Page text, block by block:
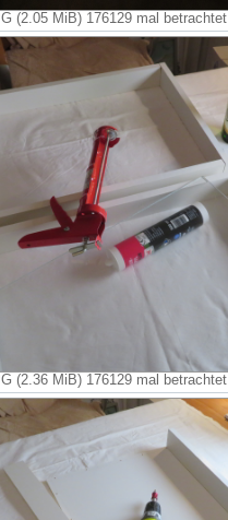
(2.05 MiB) 176129 mal betrachtet
(2.36 MiB) 176129 mal betrachtet